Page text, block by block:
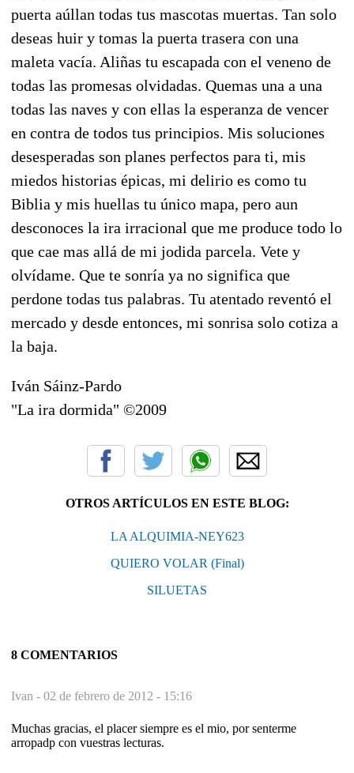
puerta aúllan todas tus mascotas muertas. Tan solo
deseas huir y tomas la puerta trasera con una
maleta vacía. Aliñas tu escapada con el veneno de
todas las promesas olvidadas. Quemas una a una
todas las naves y con ellas la esperanza de vencer
en contra de todos tus principios. Mis soluciones
desesperadas son planes perfectos para ti, mis
miedos historias épicas, mi delirio es como tu
Biblia y mis huellas tu único mapa, pero aun
desconoces la ira irracional que me produce todo lo
que cae mas allá de mi jodida parcela. Vete y
olvídame. Que te sonría ya no significa que
perdone todas tus palabras. Tu atentado reventó el
mercado y desde entonces, mi sonrisa solo cotiza a
la baja.
Iván Sáinz-Pardo
"La ira dormida" ©2009
OTROS ARTÍCULOS EN ESTE BLOG:
LA ALQUIMIA-NEY623
QUIERO VOLAR (Final)
SILUETAS
8 COMENTARIOS
Ivan - 02 de febrero de 2012 - 15:16
Muchas gracias, el placer siempre es el mio, por senterme
arropadp con vuestras lecturas.